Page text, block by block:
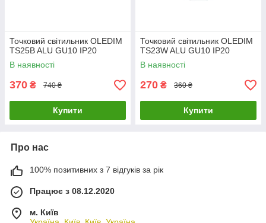
Точковий світильник OLEDIM
TS25B ALU GU10 IP20
В наявності
370 ₴ 740 ₴
Купити
Точковий світильник OLEDIM
TS23W ALU GU10 IP20
В наявності
270 ₴ 360 ₴
Купити
Про нас
100% позитивних з 7 відгуків за рік
Працює з 08.12.2020
м. Київ